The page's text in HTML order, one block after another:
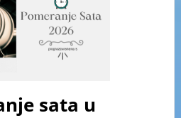
sata u